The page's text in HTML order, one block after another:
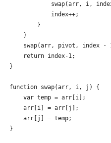
swap(arr, i,
            index++;
        }
    }
swap(arr, pivot, index -
    return index-1;
}
function swap(arr, i, j) {
    var temp = arr[i];
    arr[i] = arr[j];
    arr[j] = temp;
}